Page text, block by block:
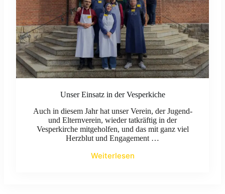
Unser Einsatz in der Vesperkiche
Auch in diesem Jahr hat unser Verein, der Jugend-
und Elternverein, wieder tatkräftig in der
Vesperkirche mitgeholfen, und das mit ganz viel
Herzblut und Engagement …
Weiterlesen